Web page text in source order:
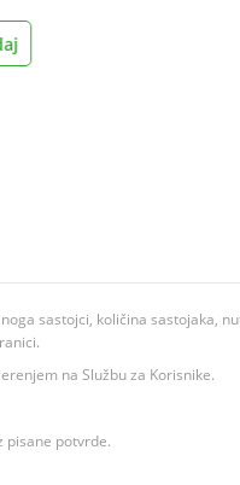
sastojci, količina sastojaka,
na Službu za Korisnike.
pisane potvrde.